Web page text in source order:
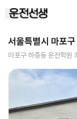
서울특별시 마포
마포구 하중동 운전학원